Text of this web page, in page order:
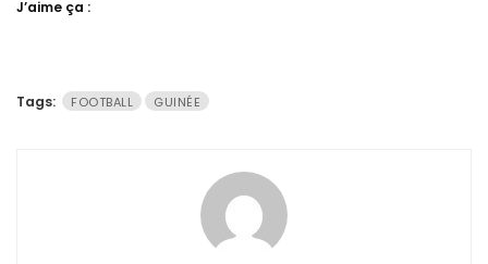
J’aime ça :
Tags: FOOTBALL GUINÉE